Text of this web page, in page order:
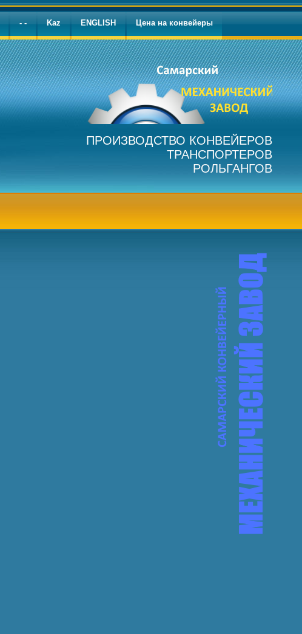
ПРОИЗВОДСТВО КОНВЕЙЕРОВ
ТРАНСПОРТЕРОВ
РОЛЬГАНГОВ
- - Kaz ENGLISH Цена на конвейеры